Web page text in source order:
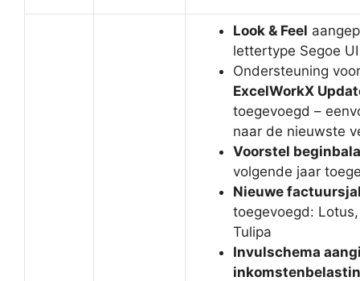
Look & Feel
lettertype Segoe UI
Ondersteuning
ExcelWorkX
toegevoegd –
naar de nieuwste
Voorstel
volgende jaar
Nieuwe
toegevoegd:
Tulipa
Invulschema